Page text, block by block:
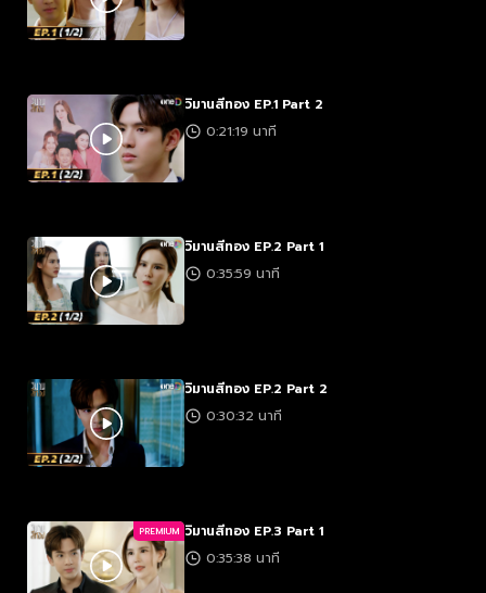
วิมานสีทอง EP.1 Part 2
0:21:19 นาที
วิมานสีทอง EP.2 Part 1
0:35:59 นาที
วิมานสีทอง EP.2 Part 2
0:30:32 นาที
PREMIUM วิมานสีทอง EP.3 Part 1
0:35:38 นาที